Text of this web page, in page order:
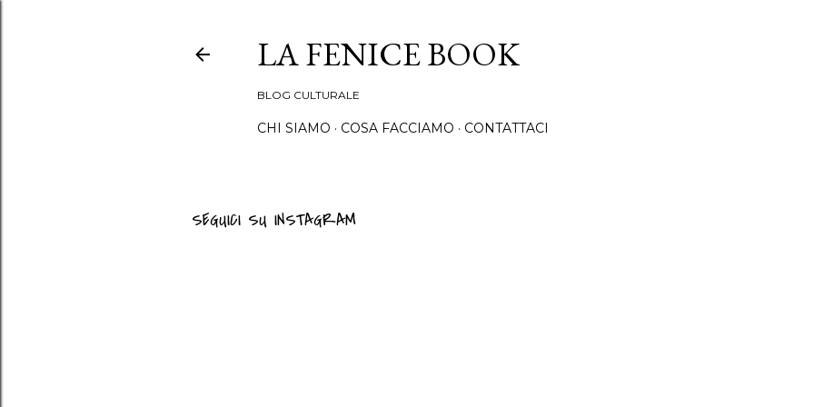
LA FENICE BOOK
BLOG CULTURALE
CHI SIAMO COSA FACCIAMO CONTATTACI
SEGUICI SU INSTAGRAM